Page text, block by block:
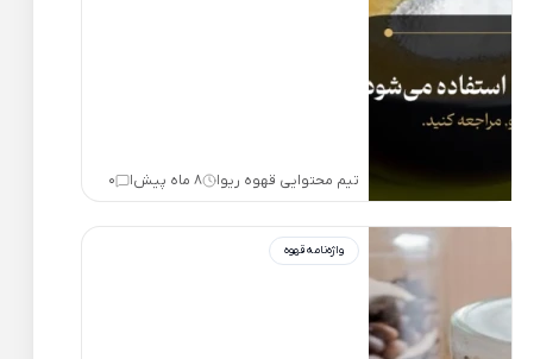
تیم محتوایی قهوه ریو | 8 ماه پیش |
0
واژه‌نامه قهوه